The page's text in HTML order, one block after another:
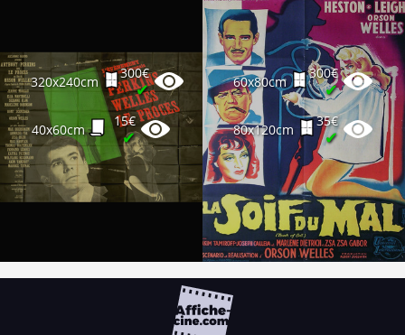
320x240cm
300€
✔
40x60cm
15€
✔
60x80cm
300€
✔
80x120cm
35€
✔